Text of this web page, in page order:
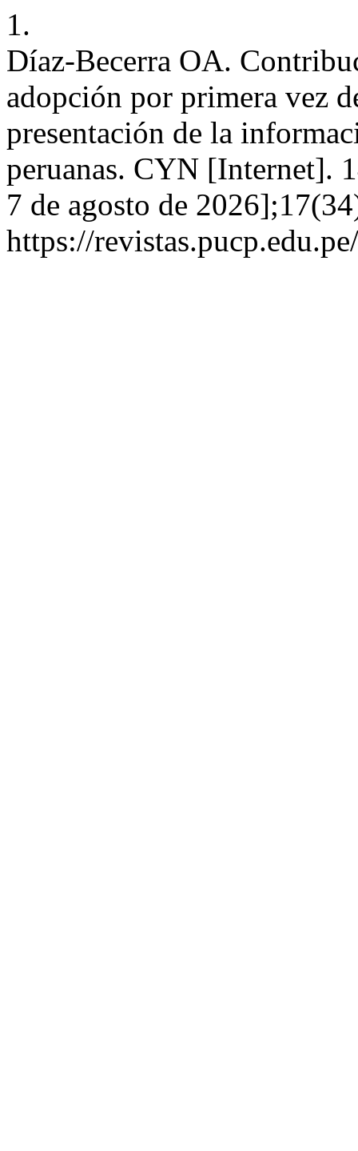
1.
Díaz-Becerra OA.
adopción por primera vez
presentación de la
peruanas. CYN [Internet].
7 de agosto de
https://